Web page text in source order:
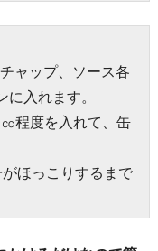
ャップ、ソース各
入れます。
程度を入れて、缶
ほっこりするまで